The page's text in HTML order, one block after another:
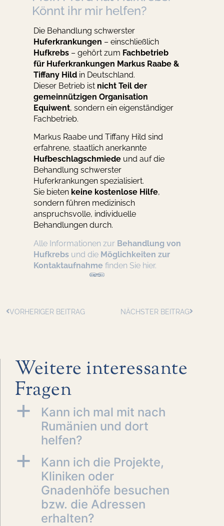
Könnt ihr mir helfen?
Die Behandlung schwerster
Huferkrankungen – einschließlich
Hufkrebs – gehört zum Fachbetrieb
für Huferkrankungen Markus Raabe &
Tiffany Hild in Deutschland.
Dieser Betrieb ist nicht Teil der
gemeinnützigen Organisation
Equiwent, sondern ein eigenständiger
Fachbetrieb.
Markus Raabe und Tiffany Hild sind
erfahrene, staatlich anerkannte
Hufbeschlagschmiede und auf die
Behandlung schwerster
Huferkrankungen spezialisiert.
Sie bieten keine kostenlose Hilfe,
sondern führen medizinisch
anspruchsvolle, individuelle
Behandlungen durch.
Alle Informationen zur Behandlung von
Hufkrebs und die Möglichkeiten zur
Kontaktaufnahme finden Sie hier.
VORHERIGER BEITRAG NÄCHSTER BEITRAG
Weitere interessante
Fragen
a
Kann ich mal mit nach
Rumänien und dort
helfen?
a
Kann ich die Projekte,
Kliniken oder
Gnadenhöfe besuchen
bzw. die Adressen
erhalten?